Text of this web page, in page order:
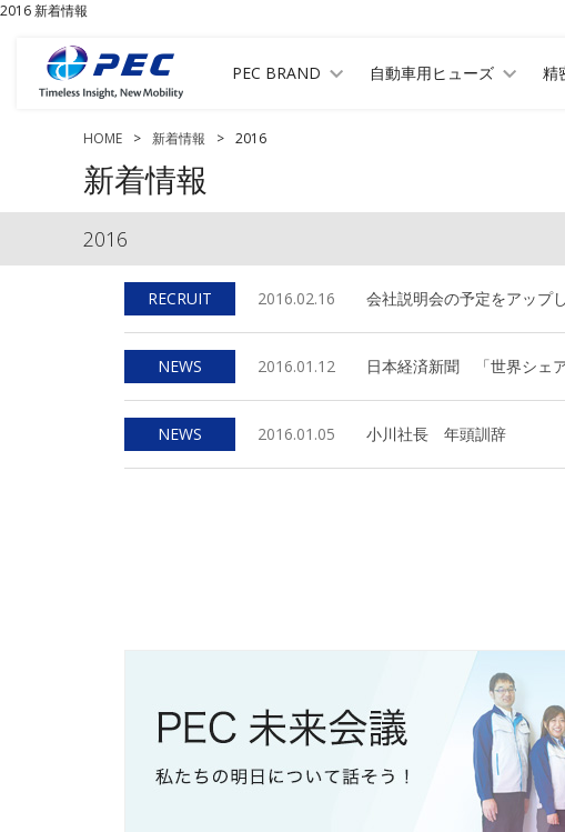
2016 新着情報
PEC BRAND 自動車用ヒューズ 精
新着情報
2016
HOME > 新着情報 > 2016
RECRUIT 2016.02.16 会社説明会の予定をアップ
NEWS 2016.01.12 日本経済新聞 「世界シェ
NEWS 2016.01.05 小川社長 年頭訓辞